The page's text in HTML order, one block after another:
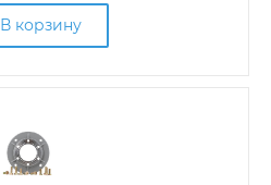
В корзину